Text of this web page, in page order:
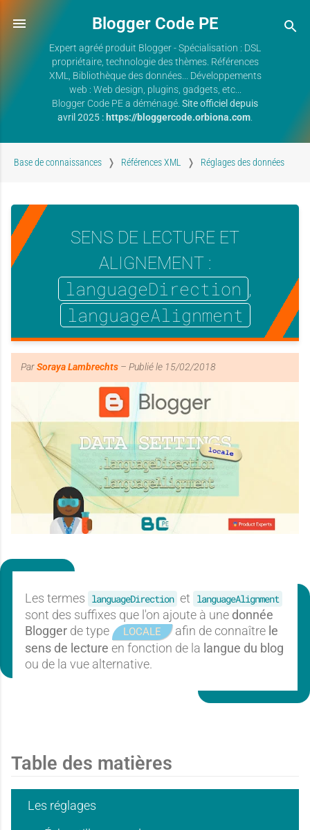
Blogger Code PE
Expert agréé produit Blogger - Spécialisation : DSL
propriétaire, technologie des thèmes. Références
XML, Bibliothèque des données... Développements
web : Web design, plugins, gadgets, etc...
Blogger Code PE a déménagé. Site officiel depuis
avril 2025 : https://bloggercode.orbiona.com.
Base de connaissances Références XML Réglages des données
SENS DE LECTURE ET
ALIGNEMENT :
languageDirection ,
languageAlignment
ParSoraya Lambrechts – Publié le 15/02/2018
Les termes languageDirection et languageAlignment
sont des suffixes que l'on ajoute à une donnée
Blogger de type LOCALE afin de connaître le
sens de lecture en fonction de la langue du blog
ou de la vue alternative.
Table des matières
Les réglages